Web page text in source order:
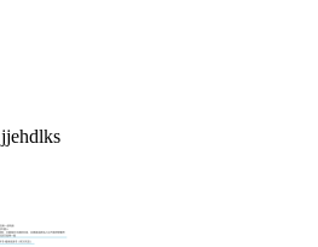
jjehdlks